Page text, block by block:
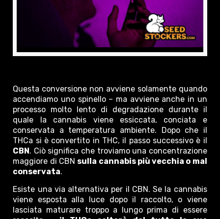
Questa conversione non avviene solamente quando
accendiamo uno spinello – ma avviene anche in un
processo molto lento di degradazione durante il
quale la cannabis viene essiccata, conciata e
conservata a temperatura ambiente. Dopo che il
THCa si è convertito in THC, il passo successivo è il
CBN. Ciò significa che troviamo una concentrazione
maggiore di CBN sulla cannabis più vecchia o mal
conservata.
Esiste una via alternativa per il CBN. Se la cannabis
viene esposta alla luce dopo il raccolto, o viene
lasciata maturare troppo a lungo prima di essere